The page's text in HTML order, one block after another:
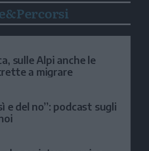
sulle Alpi anche le
a migrare
e del no”: podcast sugli